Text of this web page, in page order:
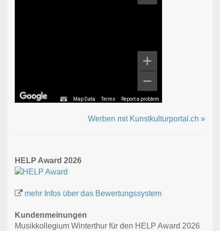
Map Data Terms Report a problem
Werben mit Kunstkulturportal.ch »
HELP Award 2026
mehr Infos über das Bewertungssystem
Kundenmeinungen
Musikkollegium Winterthur für den HELP Award 2026